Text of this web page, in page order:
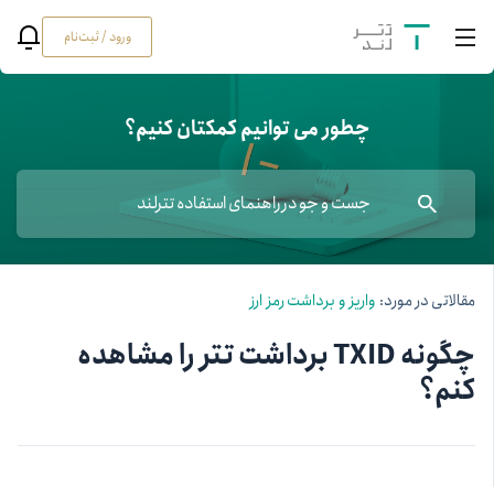
ورود / ثبت‌نام
چطور می توانیم کمکتان کنیم؟
مقالاتی در مورد: واریز و برداشت رمز ارز
چگونه TXID برداشت تتر را مشاهده
کنم؟